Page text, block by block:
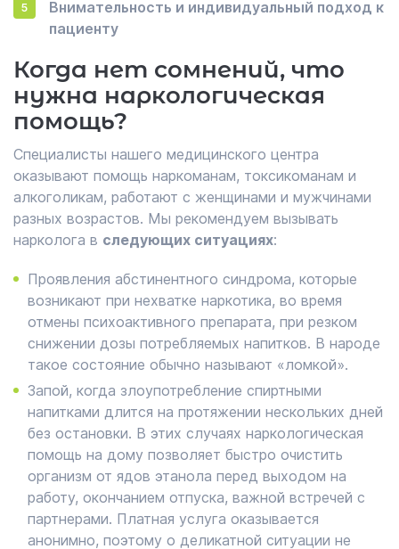
Внимательность и индивидуальный подход к
пациенту
Когда нет сомнений, что
нужна наркологическая
помощь?
Специалисты нашего медицинского центра
оказывают помощь наркоманам, токсикоманам и
алкоголикам, работают с женщинами и мужчинами
разных возрастов. Мы рекомендуем вызывать
нарколога в следующих ситуациях:
Проявления абстинентного синдрома, которые
возникают при нехватке наркотика, во время
отмены психоактивного препарата, при резком
снижении дозы потребляемых напитков. В народе
такое состояние обычно называют «ломкой».
Запой, когда злоупотребление спиртными
напитками длится на протяжении нескольких дней
без остановки. В этих случаях наркологическая
помощь на дому позволяет быстро очистить
организм от ядов этанола перед выходом на
работу, окончанием отпуска, важной встречей с
партнерами. Платная услуга оказывается
анонимно, поэтому о деликатной ситуации не